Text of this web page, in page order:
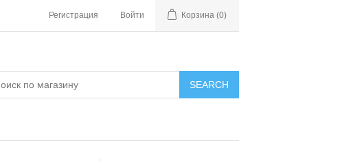
Регистрация Войти Корзина (0)